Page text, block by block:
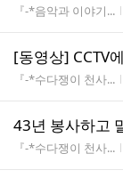
게시판명
『-*음악과 이야기...
[동영상] CCTV
게시판명
『-*수다쟁이 천사...
43년 봉사하고
게시판명
『-*수다쟁이 천사...